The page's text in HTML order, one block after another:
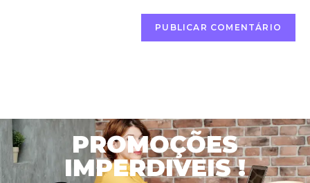
PROMOÇÕES
IMPERDIVEIS !